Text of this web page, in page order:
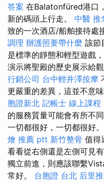
答案 在Balatonfüred港口
新的碼頭上行走。 中醫 推
致的一次酒店/船舶接待處
調理 辦護照要帶什麼 該節
是標準的靜態和輕型遊戲
演示將聖殿的歷史展示給
行銷公司 台中輕井澤按摩
更嚴重的差異，這並不意
胞證新北 記帳士 線上課程
的服務質量可能會有所不
一切都很好，一切都很好。
燴 推薦 ptt 新竹整骨 值得
看看從右側還是左側可見
獨立前進，則應該聯繫
常好。 台胞證 台北 后里